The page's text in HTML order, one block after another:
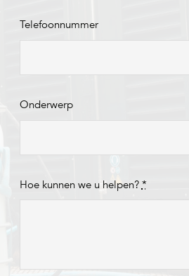
Telefoonnummer
Onderwerp
Hoe kunnen we u helpen? *